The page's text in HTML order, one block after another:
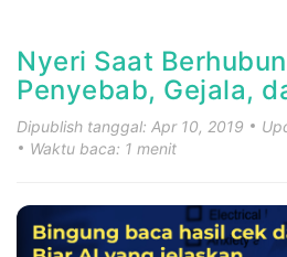
Nyeri Saat
Penyebab, Gejala,
Dipublish tanggal: Apr 10, 2019
Waktu baca: 1 menit